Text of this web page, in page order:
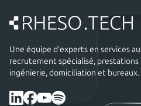
Une équipe d’experts en services
recrutement spécialisé,
ingénierie, domiciliation et bureaux.